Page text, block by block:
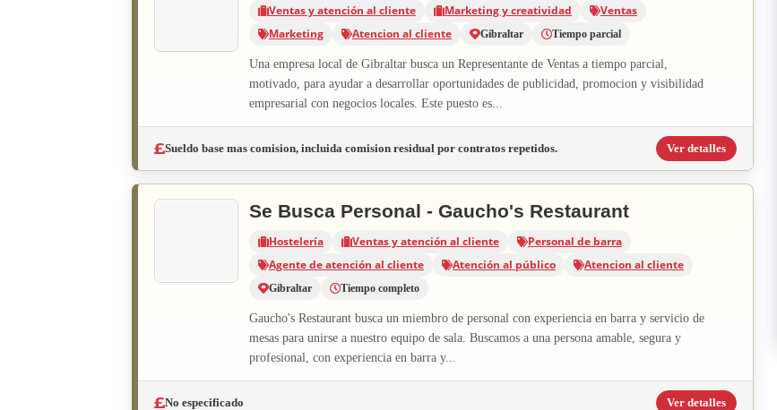
Ventas y atención al cliente Marketing y creatividad
Ventas
Marketing
Atencion al cliente Gibraltar Tiempo parcial
Una empresa local de Gibraltar busca un Representante de Ventas a tiempo parcial,
motivado, para ayudar a desarrollar oportunidades de publicidad, promocion y visibilidad
empresarial con negocios locales. Este puesto es...
Sueldo base mas comision, incluida comision residual por contratos repetidos. Ver detalles
Se Busca Personal - Gaucho's Restaurant
Hostelería Ventas y atención al cliente
Personal de barra
Agente de atención al cliente
Atención al público Atencion al cliente
Gibraltar Tiempo completo
Gaucho's Restaurant busca un miembro de personal con experiencia en barra y servicio de
mesas para unirse a nuestro equipo de sala. Buscamos a una persona amable, segura y
profesional, con experiencia en barra y...
No especificado Ver detalles